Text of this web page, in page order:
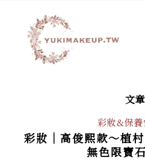
文章
彩妝&保
彩妝│高俊熙款～植
無色限寶